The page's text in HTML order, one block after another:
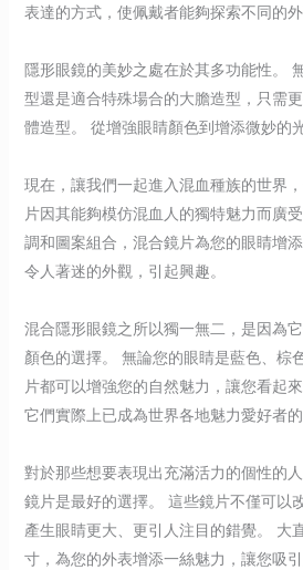
表達的方式，使佩戴者能夠探索不同的外
隱形眼鏡的美妙之處在於其多功能性。
型還是適合特殊場合的大膽造型，只需
體造型。 從增強眼睛顏色到增添微妙的
現在，讓我們一起進入混血種族的世界
片因其能夠模仿混血人的獨特魅力而廣
調和圖案組合，混合鏡片為您的眼睛增
令人著迷的外觀，引起興趣。
混合隱形眼鏡之所以獨一無二，是因為
顏色的選擇。 無論您的眼睛是藍色、棕
片都可以增強您的自然魅力，讓您看起
它們實際上已成為世界各地魅力愛好者的
對於那些想要表現出充滿活力的個性的
鏡片是最好的選擇。 這些鏡片不僅可以
產生眼睛更大、更引人注目的錯覺。 大
寸，為您的外表增添一絲魅力，讓您吸引